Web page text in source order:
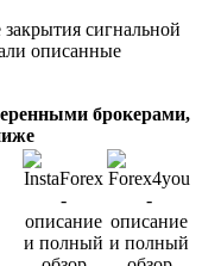
сигнальной
описанные
брокерами,